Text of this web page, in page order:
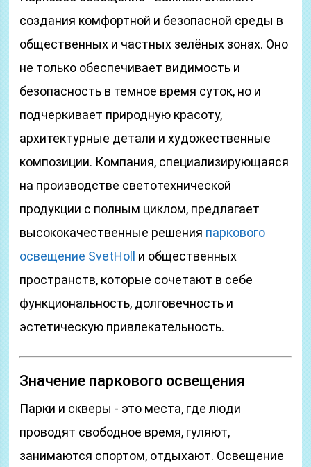
создания комфортной и безопасной среды в
общественных и частных зелёных зонах. Оно
не только обеспечивает видимость и
безопасность в темное время суток, но и
подчеркивает природную красоту,
архитектурные детали и художественные
композиции. Компания, специализирующаяся
на производстве светотехнической
продукции с полным циклом, предлагает
высококачественные решения паркового
освещение SvetHoll
и общественных
пространств, которые сочетают в себе
функциональность, долговечность и
эстетическую привлекательность.
Значение паркового освещения
Парки и скверы - это места, где люди
проводят свободное время, гуляют,
занимаются спортом, отдыхают. Освещение